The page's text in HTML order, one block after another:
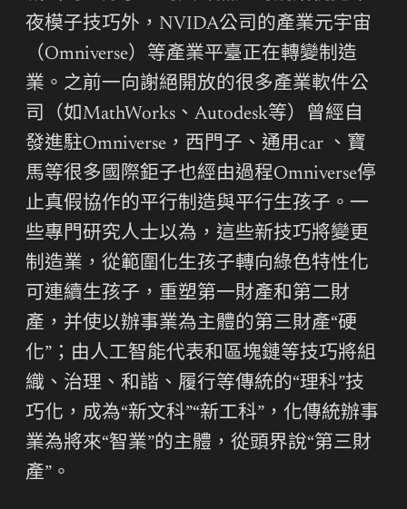
夜模子技巧外，NVIDA公司的產業元宇宙
（Omniverse）等產業平臺正在轉變制造
業。之前一向謝絕開放的很多產業軟件公
司（如MathWorks、Autodesk等）曾經自
發進駐Omniverse，西門子、通用car 、寶
馬等很多國際鉅子也經由過程Omniverse停
止真假協作的平行制造與平行生孩子。一
些專門研究人士以為，這些新技巧將變更
制造業，從範圍化生孩子轉向綠色特性化
可連續生孩子，重塑第一財產和第二財
產，并使以辦事業為主體的第三財產“硬
化”；由人工智能代表和區塊鏈等技巧將組
織、治理、和諧、履行等傳統的“理科”技
巧化，成為“新文科”“新工科”，化傳統辦事
業為將來“智業”的主體，從頭界說“第三財
產”。